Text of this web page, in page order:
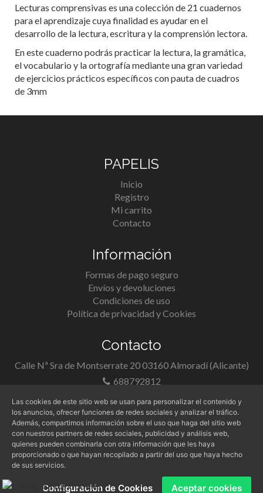
Lecturas comprensivas es una colección de 21 cuadernos
para el aprendizaje cuya finalidad es ayudar en el
desarrollo de la lectura, escritura y la comprensión lectora.
En este cuaderno podrás practicar la lectura, la gramática,
el vocabulario y la ortografía mediante una gran variedad
de ejercicios prácticos específicos con pauta de cuadros
de 3mm
PAPELIS
Inicio
Registro
Mi carrito
Contacto
Información
Formas de pago seguro
Envíos y devoluciones
Condiciones de uso
Política de privacidad y Cookies
Contacto
Calle Nª Sra de Montserrate 20 03160 Almoradí (Alicante)
688792812
Las cookies de este sitio web se usan para personalizar el contenido y
los anuncios, ofrecer funciones de redes sociales y analizar el tráfico.
Además, compartimos información sobre el uso que haga del sitio web
con nuestros partners de redes sociales, publicidad y análisis web,
quienes pueden combinarla con otra información que les haya
proporcionado o que hayan recopilado a partir del uso que haya hecho
de sus servicios.
Configuración de Cookies Aceptar cookies